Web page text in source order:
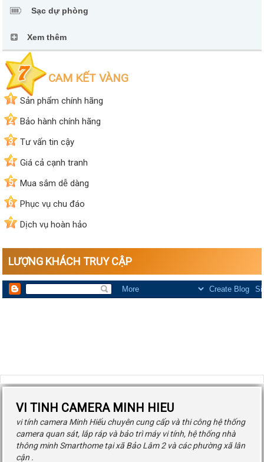
Sạc dự phòng
Xem thêm
CAM KẾT VÀNG
1
Sản phẩm chính hãng
2
Bảo hành chính hãng
3
Tư vấn tin cậy
4
Giá cả cạnh tranh
5
Mua sắm dễ dàng
6
Phục vụ chu đáo
7
Dịch vụ hoàn hảo
LƯỢNG KHÁCH TRUY CẬP
VI TINH CAMERA MINH HIEU
vi tính camera Minh Hiếu chuyên cung cấp và thi công hệ thống
camera quan sát, lắp ráp và bảo trì máy vi tính, hệ thống nhà
thông minh Smarthome tại xã Bảo Lâm 2 và các phường xã lân
cận .